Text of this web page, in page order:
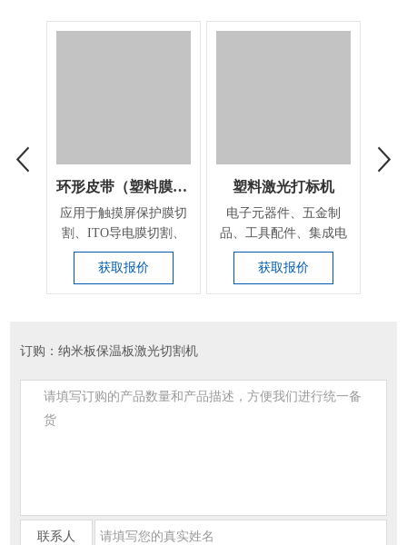
环形皮带（塑料膜）激光切割机
应用于触摸屏保护膜切
割、ITO导电膜切割、
PP膜、PET导电...
获取报价
塑料激光打标机
电子元器件、五金制
品、工具配件、集成电
路（IC)、电工电器、
手...
获取报价
订购：纳米板保温板激光切割机
联系人